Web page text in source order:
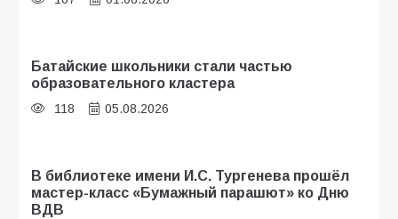
Батайские школьники стали частью
образовательного кластера
118 05.08.2026
В библиотеке имени И.С. Тургенева прошёл
мастер-класс «Бумажный парашют» ко Дню
ВДВ